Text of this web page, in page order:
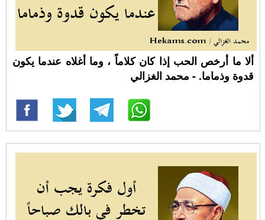
ألا ما أرخص الحب إذا كان كلاماً ، وما أغلاه عندما يكون
قدوة وذماما. - محمد الغزالي